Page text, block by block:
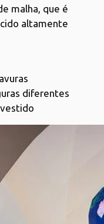
malha, que é
altamente
diferentes